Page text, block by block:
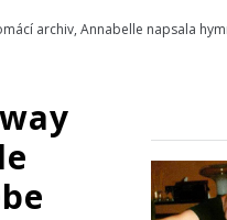
archiv, Annabelle napsala